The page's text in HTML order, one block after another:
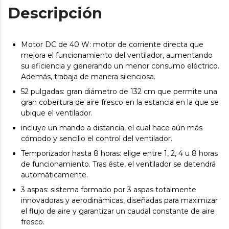
Descripción
Motor DC de 40 W: motor de corriente directa que
mejora el funcionamiento del ventilador, aumentando
su eficiencia y generando un menor consumo eléctrico.
Además, trabaja de manera silenciosa.
52 pulgadas: gran diámetro de 132 cm que permite una
gran cobertura de aire fresco en la estancia en la que se
ubique el ventilador.
incluye un mando a distancia, el cual hace aún más
cómodo y sencillo el control del ventilador.
Temporizador hasta 8 horas: elige entre 1, 2, 4 u 8 horas
de funcionamiento. Tras éste, el ventilador se detendrá
automáticamente.
3 aspas: sistema formado por 3 aspas totalmente
innovadoras y aerodinámicas, diseñadas para maximizar
el flujo de aire y garantizar un caudal constante de aire
fresco.